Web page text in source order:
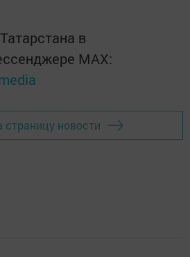
в
MАХ:
страницу новости